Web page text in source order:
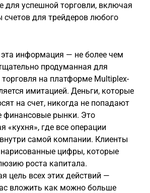
для успешной торговли, включая
счетов для трейдеров любого
информация — не более чем
продуманная для
на платформе Multiplex-
имитацией. Деньги, которые
на счет, никогда не попадают
финансовые рынки. Это
«кухня», где все операции
самой компании. Клиенты
цифры, которые
роста капитала.
цель всех этих действий —
вложить как можно больше